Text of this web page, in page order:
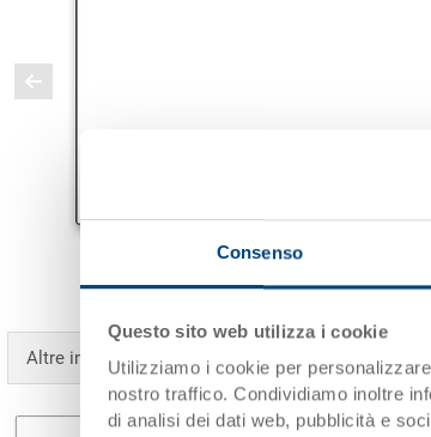
Consenso
Questo sito web utilizza i cookie
Utilizziamo i cookie per
nostro traffico. Condividiamo inoltre
di analisi dei dati web, pubblicità e
Altre immagini